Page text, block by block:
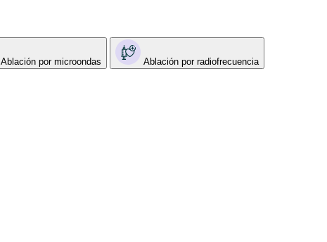
Ablación por microondas Ablación por radiofrecuencia